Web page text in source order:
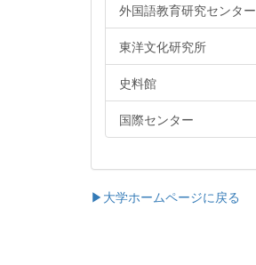
外国語教育研究センター
東洋文化研究所
史料館
国際センター
▶大学ホームページに戻る